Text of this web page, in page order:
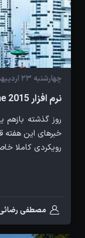
چهارشنبه 23 اردیبهشت 1394
نرم افزار CityEngine 2015 منتشر شد
روز گذشته
خبرهای این هفته
رویکردی کاملا
مصطفی